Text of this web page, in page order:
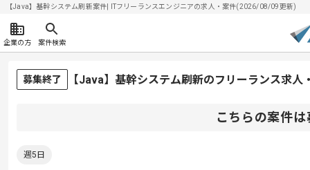
【Java】基幹システム刷新案件| ITフリーランスエンジニアの求人・案件(2026/08/09更新)
企業の方 案件検索
募集終了 【Java】基幹システム刷新のフリーランス求人
こちらの案件
週5日